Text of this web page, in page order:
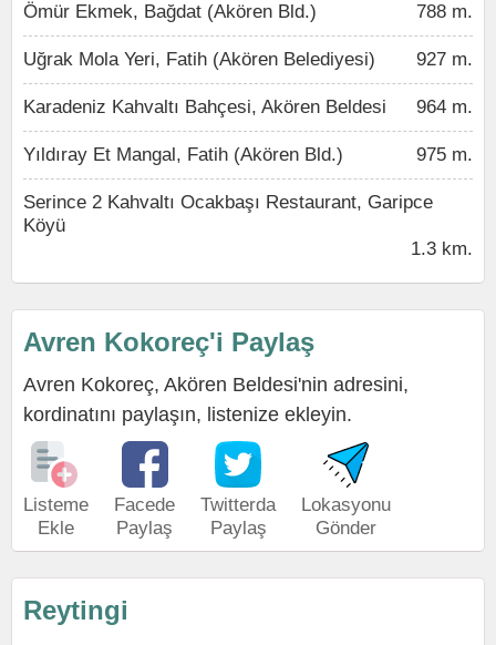
Ömür Ekmek, Bağdat (Akören Bld.) 788 m.
Uğrak Mola Yeri, Fatih (Akören Belediyesi) 927 m.
Karadeniz Kahvaltı Bahçesi, Akören Beldesi 964 m.
Yıldıray Et Mangal, Fatih (Akören Bld.) 975 m.
Serince 2 Kahvaltı Ocakbaşı Restaurant, Garipce
Köyü
1.3 km.
Avren Kokoreç'i Paylaş
Avren Kokoreç, Akören Beldesi'nin adresini,
kordinatını paylaşın, listenize ekleyin.
Listeme
Ekle
Facede
Paylaş
Twitterda
Paylaş
Lokasyonu
Gönder
Reytingi